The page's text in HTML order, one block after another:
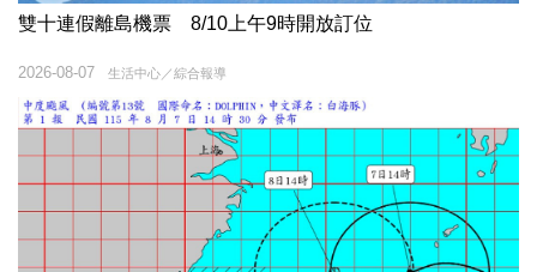
雙十連假離島機票 8/10上午9時開放訂位
生活中心／綜合報導
2026-08-07